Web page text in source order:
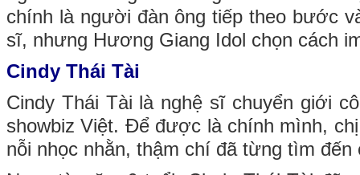
chính là người đàn ông tiếp theo bước
sĩ, nhưng Hương Giang Idol chọn cách
Cindy Thái Tài
Cindy Thái Tài là nghệ sĩ chuyển giới
showbiz Việt. Để được là chính mình,
nỗi nhọc nhằn, thậm chí đã từng tìm đến